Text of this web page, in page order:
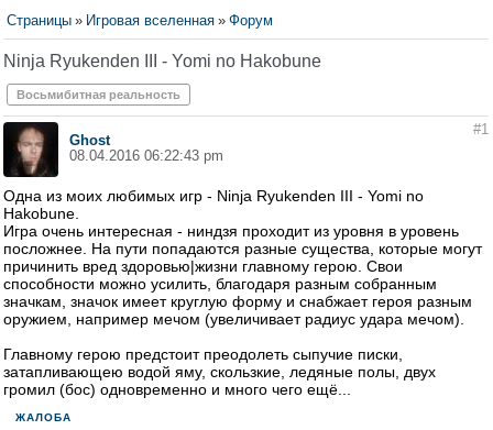
Страницы » Игровая вселенная » Форум
Ninja Ryukenden III - Yomi no Hakobune
Восьмибитная реальность
Ghost
08.04.2016 06:22:43 pm
#1
Одна из моих любимых игр - Ninja Ryukenden III - Yomi no
Hakobune.
Игра очень интересная - ниндзя проходит из уровня в уровень
посложнее. На пути попадаются разные существа, которые могут
причинить вред здоровью|жизни главному герою. Свои
способности можно усилить, благодаря разным собранным
значкам, значок имеет круглую форму и снабжает героя разным
оружием, например мечом (увеличивает радиус удара мечом).
Главному герою предстоит преодолеть сыпучие писки,
затапливающею водой яму, скользкие, ледяные полы, двух
громил (бос) одновременно и много чего ещё...
ЖАЛОБА